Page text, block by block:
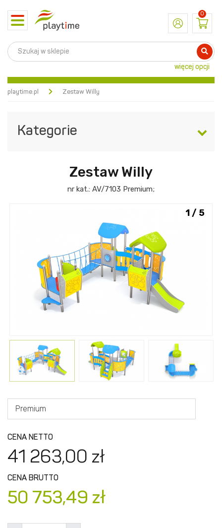
Toggle
navigation
0
więcej opcji
playtime.pl Zestaw Willy
Kategorie
Zestaw Willy
nr kat.: AV/7103 Premium;
1 / 5
Premium
CENA NETTO
41 263,00 zł
CENA BRUTTO
50 753,49 zł